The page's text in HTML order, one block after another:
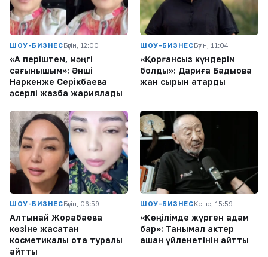
ШОУ-БИЗНЕСБүгін, 12:00
«Ақ періштем, мәңгі
сағынышым»: Әнші
Наркенже Серікбаева
әсерлі жазба жариялады
ШОУ-БИЗНЕСБүгін, 11:04
«Қорғансыз күндерім
болды»: Дариға Бадықова
жан сырын ақтарды
ШОУ-БИЗНЕСБүгін, 06:59
Алтынай Жорабаева
көзіне жасатқан
косметикалық ота туралы
айтты
ШОУ-БИЗНЕСКеше, 15:59
«Көңілімде жүрген адам
бар»: Танымал актер
қашан үйленетінін айтты